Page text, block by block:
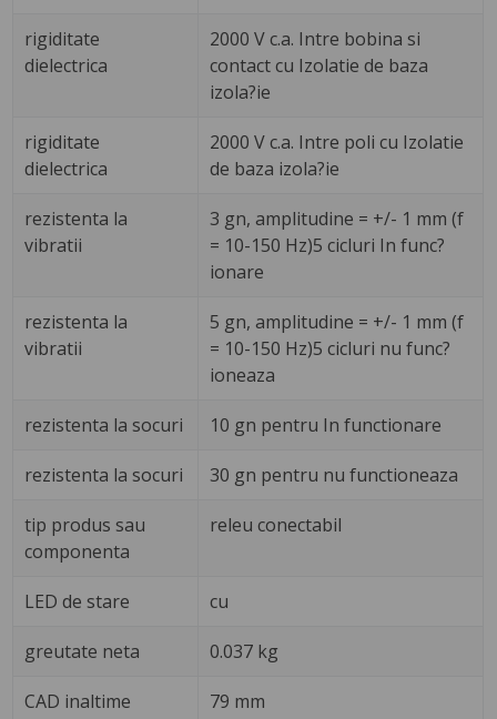
rigiditate
dielectrica
2000 V c.a. Intre bobina si
contact cu Izolatie de baza
izola?ie
rigiditate
dielectrica
2000 V c.a. Intre poli cu Izolatie
de baza izola?ie
rezistenta la
vibratii
3 gn, amplitudine = +/- 1 mm (f
= 10-150 Hz)5 cicluri In func?
ionare
rezistenta la
vibratii
5 gn, amplitudine = +/- 1 mm (f
= 10-150 Hz)5 cicluri nu func?
ioneaza
rezistenta la socuri 10 gn pentru In functionare
rezistenta la socuri 30 gn pentru nu functioneaza
tip produs sau
componenta
releu conectabil
LED de stare cu
greutate neta 0.037 kg
CAD inaltime
79 mm